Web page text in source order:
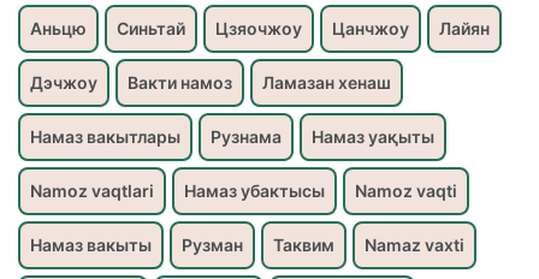
Аньцю Синьтай Цзяочжоу Цанчжоу Лайян
Дэчжоу Вакти намоз Ламазан хенаш
Намаз вакытлары Рузнама Намаз уақыты
Namoz vaqtlari Намаз убактысы Namoz vaqti
Намаз вакыты Рузман Таквим Namaz vaxti